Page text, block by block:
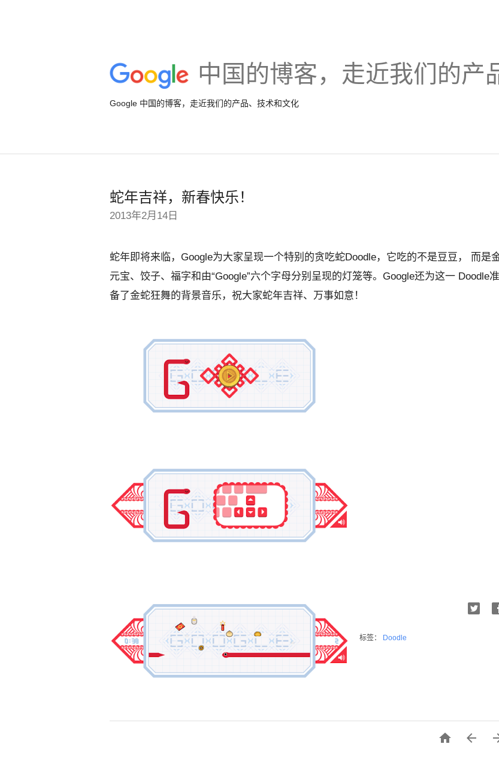
中国的博客，走近我们的产
Google 中国的博客，走近我们的产品、技术和文化
蛇年吉祥，新春快乐！
2013年2月14日
蛇年即将来临，Google为大家呈现一个特别的贪吃蛇Doodle，它吃的不是豆豆， 而是
元宝、饺子、福字和由“Google”六个字母分别呈现的灯笼等。Google还为这一 Doodle准
备了金蛇狂舞的背景音乐，祝大家蛇年吉祥、万事如意！
标签： Doodle
 